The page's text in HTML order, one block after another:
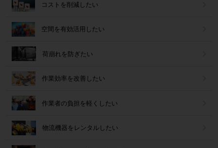
コストを削減したい
空間を有効活用したい
荷崩れを防ぎたい
作業効率を改善したい
作業者の負担を軽くしたい
物流機器をレンタルしたい